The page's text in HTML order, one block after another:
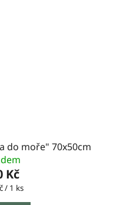
do moře" 70x50cm
Kč
/ 1 ks